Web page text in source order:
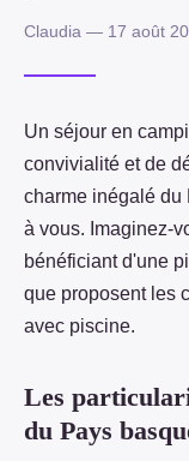
Claudia — 17 août
Un séjour en
convivialité et de
charme inégalé du
à vous. Imaginez-
bénéficiant d'une
que proposent les
avec piscine.
Les
du Pays